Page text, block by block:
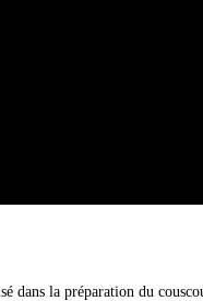
la préparation du